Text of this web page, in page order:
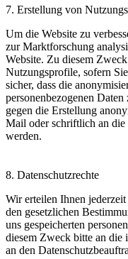
7. Erstellung von
Um die Website zu
zur Marktforschung
Website. Zu diesem
Nutzungsprofile, sofern
sicher, dass die
personenbezogenen
gegen die Erstellung
Mail oder schriftlich an die
werden.
8. Datenschutzrechte
Wir erteilen Ihnen
den gesetzlichen
uns gespeicherten
diesem Zweck bitte an die
an den